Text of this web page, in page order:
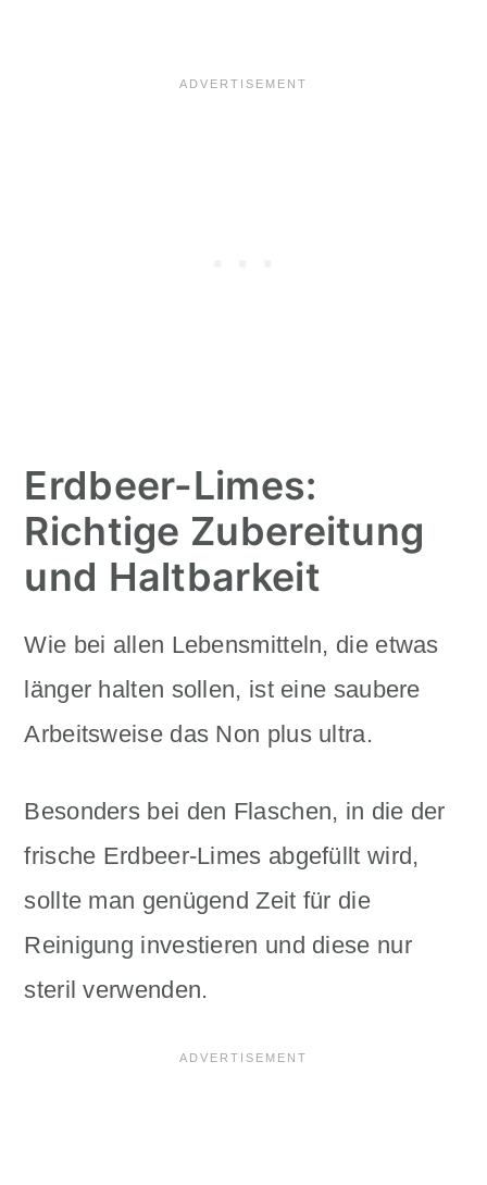
Erdbeer-Limes:
Richtige Zubereitung
und Haltbarkeit
Wie bei allen Lebensmitteln, die etwas
länger halten sollen, ist eine saubere
Arbeitsweise das Non plus ultra.
Besonders bei den Flaschen, in die der
frische Erdbeer-Limes abgefüllt wird,
sollte man genügend Zeit für die
Reinigung investieren und diese nur
steril verwenden.